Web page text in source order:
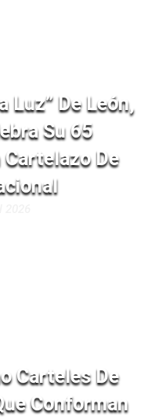
Luz” De León,
Su 65
De
Carteles De
Conforman